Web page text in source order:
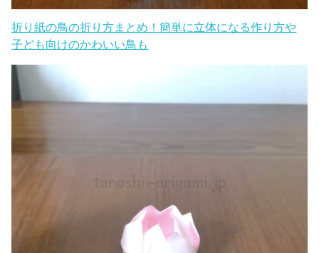
折り紙の鳥の折り方まとめ！簡単に立体になる作り方や
子ども向けのかわいい鳥も